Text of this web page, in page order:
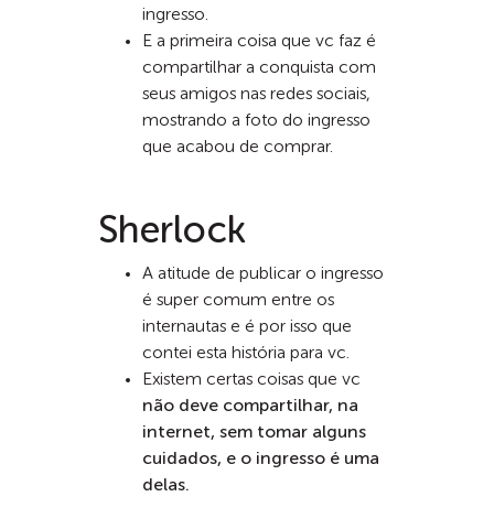
ingresso.
E a primeira coisa que vc faz é
compartilhar a conquista com
seus amigos nas redes sociais,
mostrando a foto do ingresso
que acabou de comprar.
Sherlock
A atitude de publicar o ingresso
é super comum entre os
internautas e é por isso que
contei esta história para vc.
Existem certas coisas que vc
não deve compartilhar, na
internet, sem tomar alguns
cuidados, e o ingresso é uma
delas.